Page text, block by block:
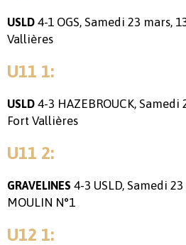
USLD 4-1 OGS, Samedi 23 mars,
Vallières
U11 1:
USLD 4-3 HAZEBROUCK, Samedi
Fort Vallières
U11 2:
GRAVELINES 4-3 USLD, Samedi
MOULIN N°1
U12 1: